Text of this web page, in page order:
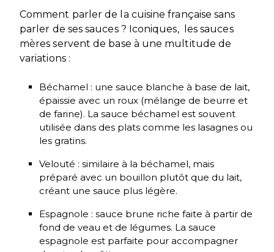
Comment parler de la cuisine française sans
parler de ses sauces ? Iconiques, les sauces
mères servent de base à une multitude de
variations :
Béchamel : une sauce blanche à base de lait,
épaissie avec un roux (mélange de beurre et
de farine). La sauce béchamel est souvent
utilisée dans des plats comme les lasagnes ou
les gratins.
Velouté : similaire à la béchamel, mais
préparé avec un bouillon plutôt que du lait,
créant une sauce plus légère.
Espagnole : sauce brune riche faite à partir de
fond de veau et de légumes. La sauce
espagnole est parfaite pour accompagner